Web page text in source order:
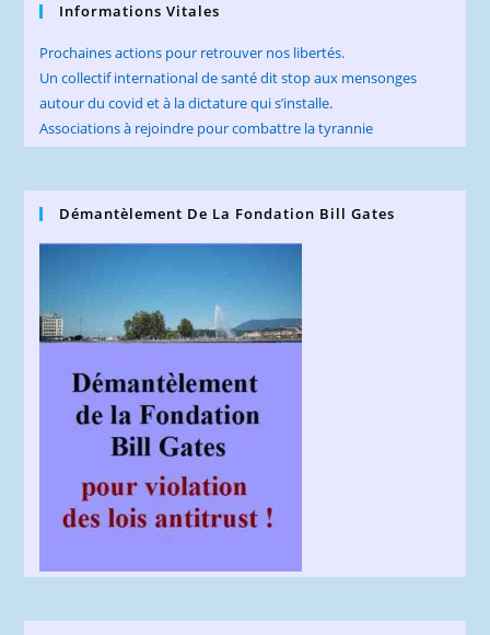
Informations Vitales
Prochaines actions pour retrouver nos libertés.
Un collectif international de santé dit stop aux mensonges
autour du covid et à la dictature qui s’installe.
Associations à rejoindre pour combattre la tyrannie
Démantèlement De La Fondation Bill Gates